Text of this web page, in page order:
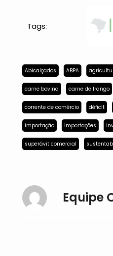
Tags:
Abicalçados ABPA
carne bovina carne de frango
corrente de comércio déficit
importação importações
superávit comercial
Equipe